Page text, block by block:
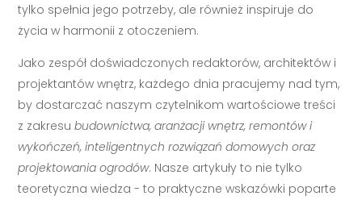
tylko spełnia jego potrzeby, ale również inspiruje do
życia w harmonii z otoczeniem.
Jako zespół doświadczonych redaktorów, architektów i
projektantów wnętrz, każdego dnia pracujemy nad tym,
by dostarczać naszym czytelnikom wartościowe treści
z zakresubudownictwa, aranżacji wnętrz, remontów i
wykończeń, inteligentnych rozwiązań domowych oraz
projektowania ogrodów. Nasze artykuły to nie tylko
teoretyczna wiedza - to praktyczne wskazówki poparte